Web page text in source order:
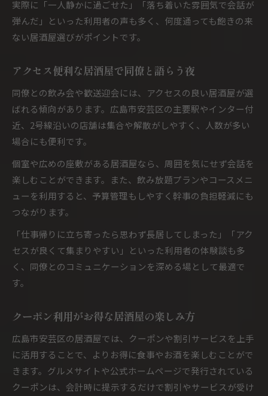
実際に「一人静かに過ごせた」「落ち着いた雰囲気で会話が
弾んだ」といった利用者の声も多く、何度通っても飽きの来
ない居酒屋選びがポイントです。
アクセス便利な居酒屋で同僚と語らう夜
同僚との飲み会や歓送迎会には、アクセスの良い居酒屋が選
ばれる傾向があります。広島市安芸区の主要駅やインター付
近、2号線沿いの店舗は集合や解散がしやすく、人数が多い
場合にも便利です。
個室や広めの座敷がある居酒屋なら、周囲を気にせず会話を
楽しむことができます。また、飲み放題プランやコースメニ
ューを利用すると、予算管理もしやすく幹事の負担軽減にも
つながります。
「仕事帰りに立ち寄ったら思わず長居してしまった」「アク
セスが良くて集まりやすい」といった利用者の体験談も多
く、同僚とのコミュニケーションを深める場として最適で
す。
クーポン利用がお得な居酒屋の楽しみ方
広島市安芸区の居酒屋では、クーポンや割引サービスを上手
に活用することで、よりお得に食事やお酒を楽しむことがで
きます。グルメサイトや公式ホームページで発行されている
クーポンは、会計時に提示するだけで割引やサービスが受け